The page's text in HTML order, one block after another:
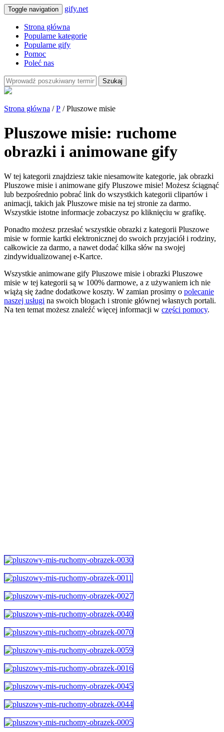
Toggle navigation gify.net
Strona główna
Popularne kategorie
Popularne gify
Pomoc
Poleć nas
Szukaj
Strona główna /P / Pluszowe misie
Pluszowe misie: ruchome
obrazki i animowane gify
W tej kategorii znajdziesz takie niesamowite kategorie, jak obrazki
Pluszowe misie i animowane gify Pluszowe misie! Możesz ściągnąć
lub bezpośrednio pobrać link do wszystkich kategorii clipartów i
animacji, takich jak Pluszowe misie na tej stronie za darmo.
Wszystkie istotne informacje zobaczysz po kliknięciu w grafikę.
Ponadto możesz przesłać wszystkie obrazki z kategorii Pluszowe
misie w formie kartki elektronicznej do swoich przyjaciół i rodziny,
całkowicie za darmo, a nawet dodać kilka słów na swojej
zindywidualizowanej e-Kartce.
Wszystkie animowane gify Pluszowe misie i obrazki Pluszowe
misie w tej kategorii są w 100% darmowe, a z używaniem ich nie
wiążą się żadne dodatkowe koszty. W zamian prosimy o polecanie
naszej usługi na swoich blogach i stronie głównej własnych portali.
Na ten temat możesz znaleźć więcej informacji w części pomocy.